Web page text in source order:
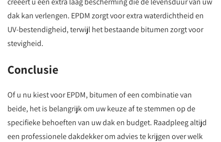
dak kan verlengen. EPDM zorgt voor extra waterdichtheid en
UV-bestendigheid, terwijl het bestaande bitumen zorgt voor
stevigheid.
Conclusie
Of u nu kiest voor EPDM, bitumen of een combinatie van
beide, het is belangrijk om uw keuze af te stemmen op de
specifieke behoeften van uw dak en budget. Raadpleeg altijd
een professionele dakdekker om advies te krijgen over welk